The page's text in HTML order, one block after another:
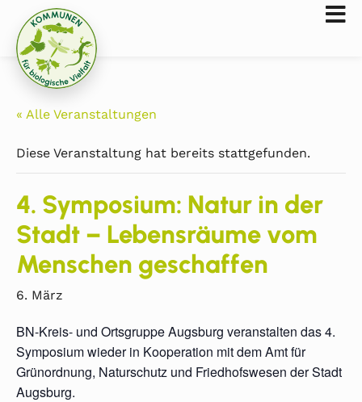
« Alle Veranstaltungen
Diese Veranstaltung hat bereits stattgefunden.
4. Symposium: Natur in der
Stadt – Lebensräume vom
Menschen geschaffen
6. März
BN-Kreis- und Ortsgruppe Augsburg veranstalten das 4.
Symposium wieder in Kooperation mit dem Amt für
Grünordnung, Naturschutz und Friedhofswesen der Stadt
Augsburg.